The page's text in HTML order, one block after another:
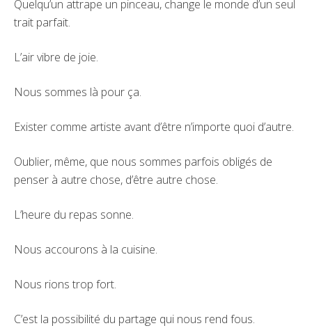
Quelqu’un attrape un pinceau, change le monde d’un seul
trait parfait.
L’air vibre de joie.
Nous sommes là pour ça.
Exister comme artiste avant d’être n’importe quoi d’autre.
Oublier, même, que nous sommes parfois obligés de
penser à autre chose, d’être autre chose.
L’heure du repas sonne.
Nous accourons à la cuisine.
Nous rions trop fort.
C’est la possibilité du partage qui nous rend fous.